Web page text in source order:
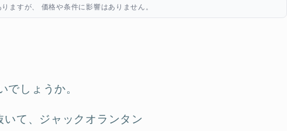
ますが、 価格や条件に影響はありません。
でしょうか。
て、ジャックオランタン